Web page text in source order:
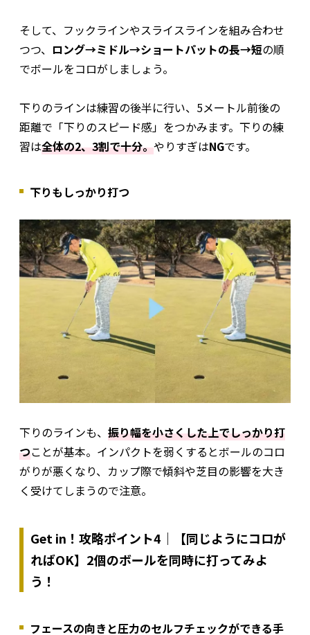
そして、フックラインやスライスラインを組み合わせ
つつ、 ロング→ミドル→ショートパットの長→短の順
でボールをコロがしましょう。
下りのラインは練習の後半に行い、5メートル前後の
距離で「下りのスピード感」をつかみます。下りの練
習は全体の2、3割で十分。やりすぎはNGです。
下りもしっかり打つ
下りのラインも、 振り幅を小さくした上でしっかり打
つことが基本。インパクトを弱くするとボールのコロ
がりが悪くなり、カップ際で傾斜や芝目の影響を大き
く受けてしまうので注意。
Get in！攻略ポイント4｜【同じようにコロが
ればOK】2個のボールを同時に打ってみよ
う！
フェースの向きと圧力のセルフチェックができる手